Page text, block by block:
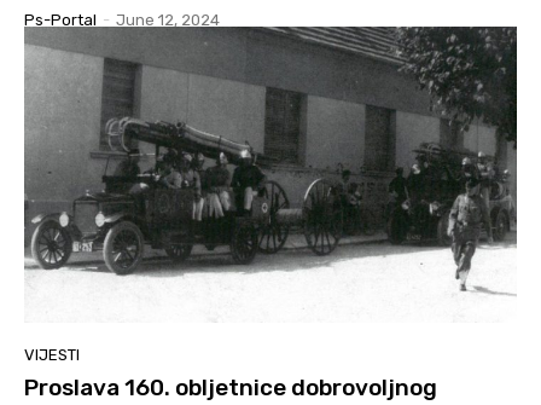
Ps-Portal - June 12, 2024
VIJESTI
Proslava 160. obljetnice dobrovoljnog